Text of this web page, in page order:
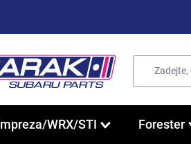
Impreza/WRX/STI Forester